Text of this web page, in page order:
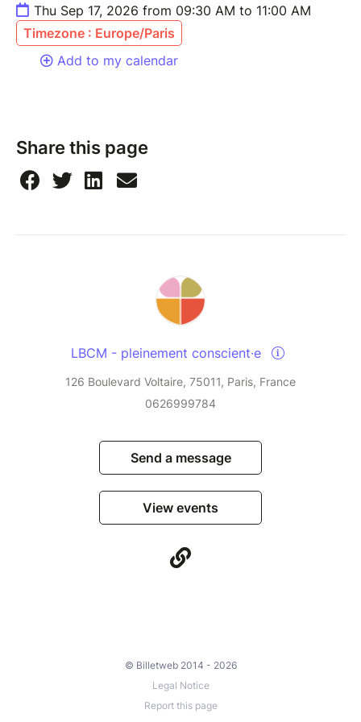
Thu Sep 17, 2026 from 09:30 AM to 11:00 AM
Timezone : Europe/Paris
Add to my calendar
Share this page
LBCM - pleinement conscient∙e
126 Boulevard Voltaire, 75011, Paris, France
0626999784
Send a message
View events
© Billetweb 2014 - 2026
Legal Notice
Report this page